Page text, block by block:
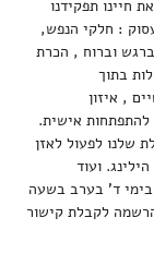
חיינו תפקידנו
: חלקי הנפש,
וברוח , הכרת
בתוך
, איזון
להתפתחות אישית.
שלנו לפעול לאזן
ועוד
ד' בערב בשעה
בהרשמה לקבלת קישור